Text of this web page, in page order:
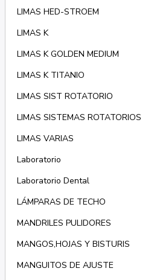
LIMAS HED-STROEM
LIMAS K
LIMAS K GOLDEN MEDIUM
LIMAS K TITANIO
LIMAS SIST ROTATORIO
LIMAS SISTEMAS ROTATORIOS
LIMAS VARIAS
Laboratorio
Laboratorio Dental
LÁMPARAS DE TECHO
MANDRILES PULIDORES
MANGOS,HOJAS Y BISTURIS
MANGUITOS DE AJUSTE